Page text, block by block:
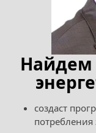
Найдем
создаст